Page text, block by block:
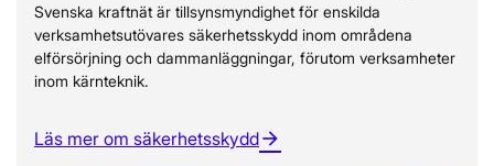
Svenska kraftnät är tillsynsmyndighet för enskilda
verksamhetsutövares säkerhetsskydd inom områdena
elförsörjning och dammanläggningar, förutom verksamheter
inom kärnteknik.
Läs mer om säkerhetsskyddarrow_forward